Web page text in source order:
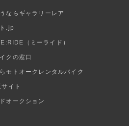
ならギャラリーレア
.jp
（ミーライド）
クの窓口
モトオークレンタルバイク
イト
オークション